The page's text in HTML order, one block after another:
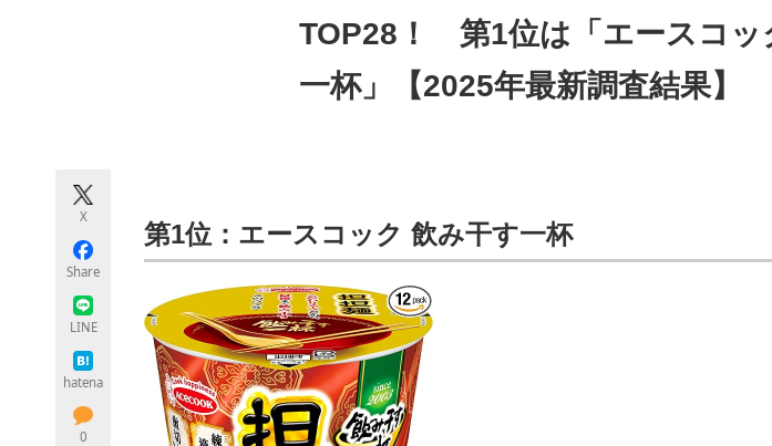
モノづくり技術者専門サイト エレクトロニクス専門サイト 電子設計の基本
TOP28！ 第1位は「エースコッ
一杯」【2025年最新調査結果】
X
Share
LINE
hatena
0
第1位：エースコック 飲み干す一杯